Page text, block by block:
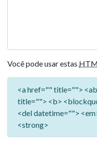
Você pode usar estas
<a href="" title="">
title=""> <b>
<del datetime="">
<strong>